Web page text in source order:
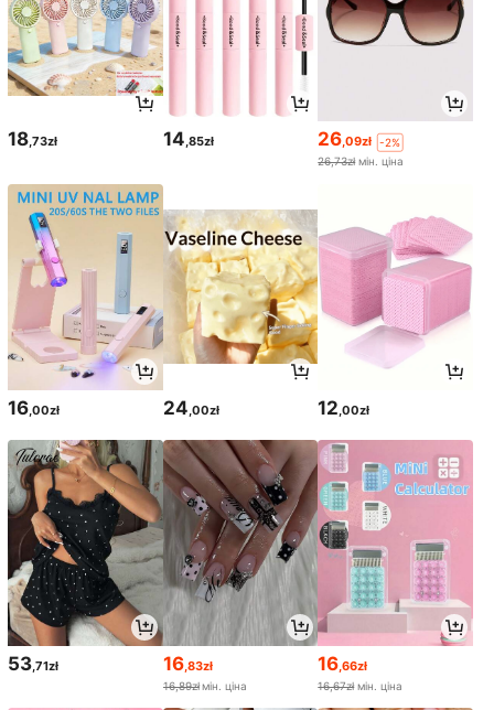
18,73zł 14,85zł 26,09zł
-2%
26,73zł мін. ціна
16 ,00zł 24 ,00zł 12 ,00zł
53,71zł 16,83zł
16,89złмін. ціна
16,66zł
16,67zł мін. ціна